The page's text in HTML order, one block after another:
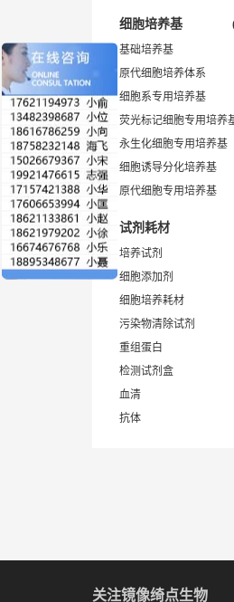
细胞培养基
基础培养基
原代细胞培养体系
细胞系专用培养基
荧光标记细胞专用培养
永生化细胞专用培养基
细胞诱导分化培养基
原代细胞专用培养基
试剂耗材
培养试剂
细胞添加剂
细胞培养耗材
污染物清除试剂
重组蛋白
检测试剂盒
血清
抗体
关注镜像绮点生物